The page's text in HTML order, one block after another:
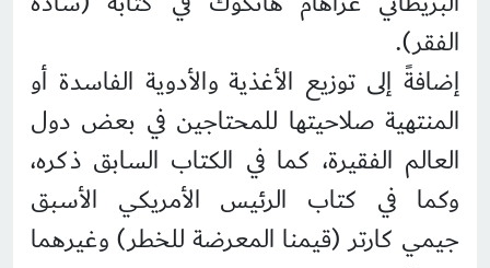
الفقر).
إضافةً إلى توزيع الأغذية والأدوية الفاسدة أو
المنتهية صلاحيتها للمحتاجين في بعض دول
العالم الفقيرة، كما في الكتاب السابق ذكره،
وكما في كتاب الرئيس الأمريكي الأسبق
جيمي كارتر (قيمنا المعرضة للخطر) وغيرهما